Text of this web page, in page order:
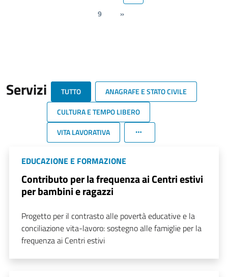
9
»
Servizi TUTTO
ANAGRAFE E STATO CIVILE
CULTURA E TEMPO LIBERO
VITA LAVORATIVA
EDUCAZIONE E FORMAZIONE
Contributo per la frequenza ai Centri estivi
per bambini e ragazzi
Progetto per il contrasto alle povertà educative e la
conciliazione vita-lavoro: sostegno alle famiglie per la
frequenza ai Centri estivi